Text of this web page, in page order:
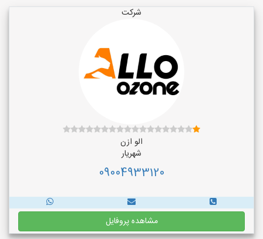
شرکت
الو ازن
شهریار
09004933120
مشاهده پروفایل